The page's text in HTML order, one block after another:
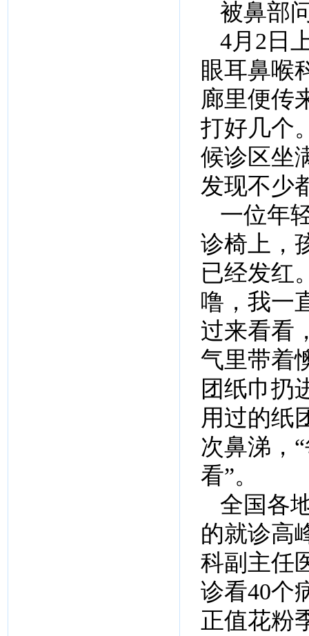
被鼻部
4月2日
眼耳鼻喉
廊里便传
打好几个
候诊区坐
发现不少
一位年
诊椅上，
已经发红
噜，我一
过来看看
气里带着
团纸巾扔
用过的纸
次鼻涕，
看”。
全国各
的就诊高
科副主任
诊看40个
正值花粉